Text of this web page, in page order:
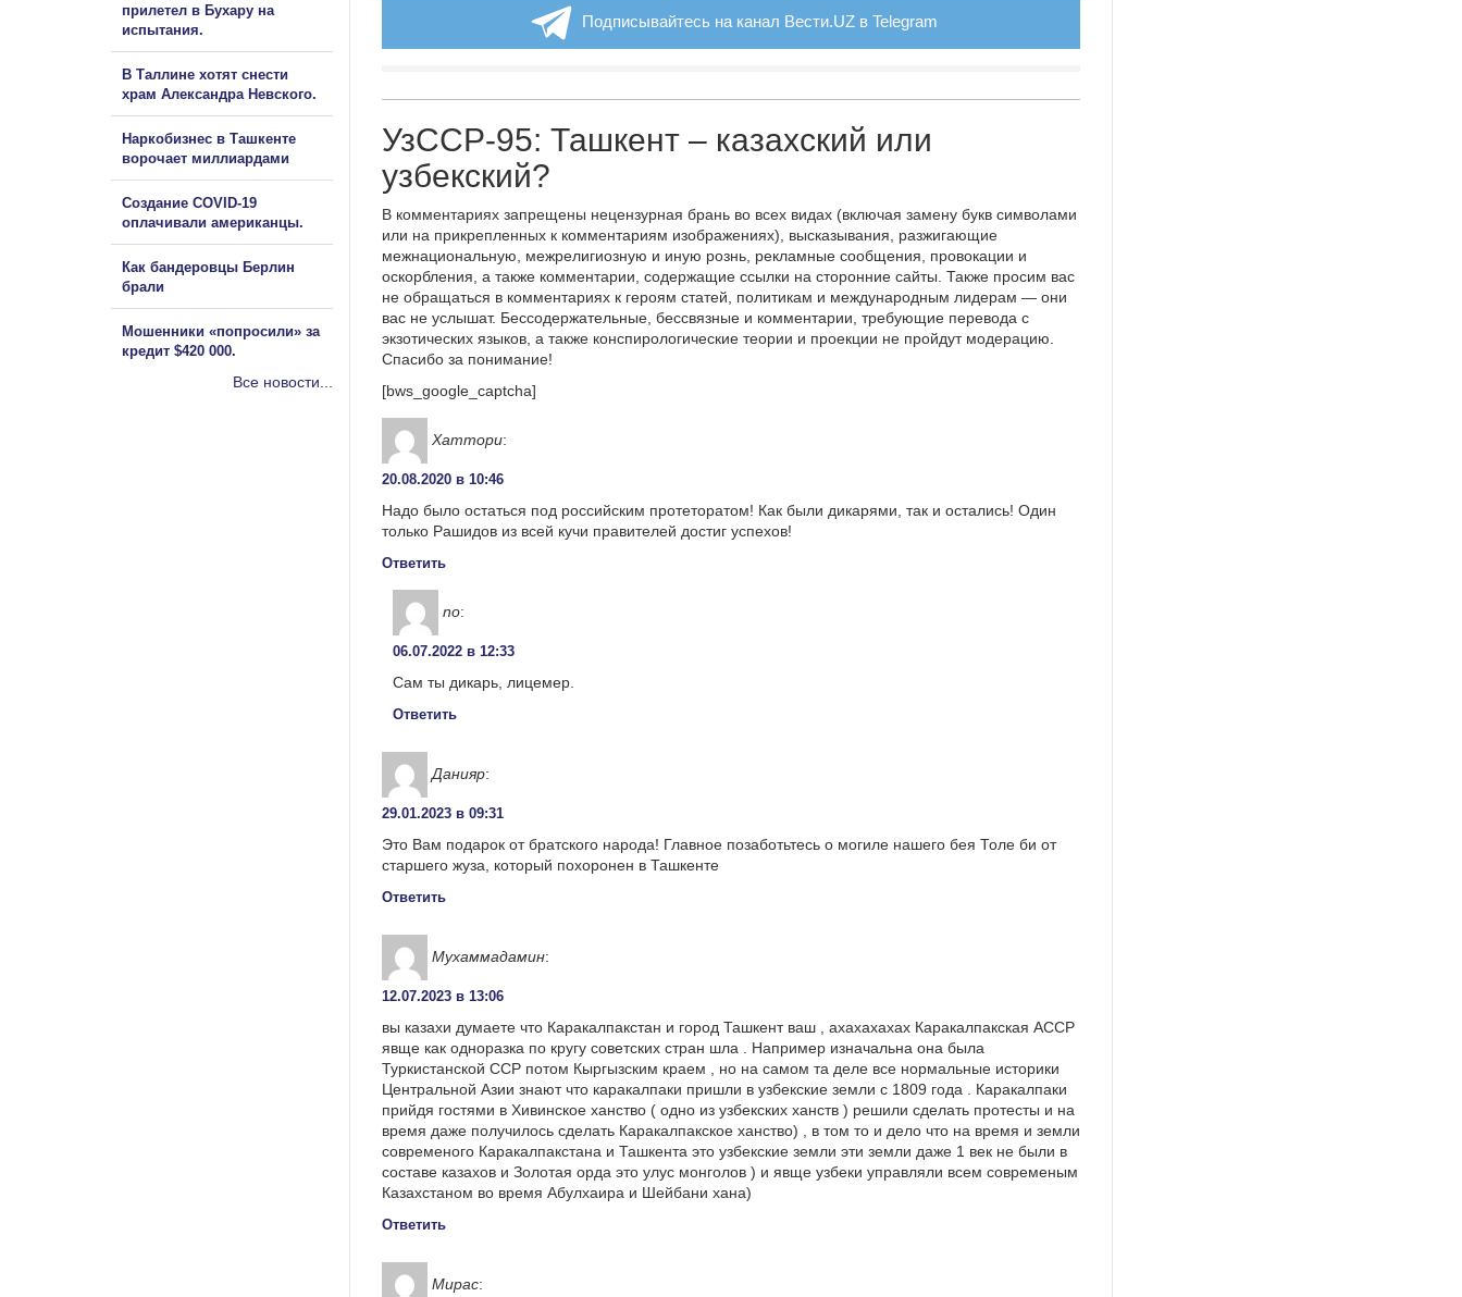
Подписывайтесь на канал Вести.UZ в Telegram
УзССР-95: Ташкент – казахский или
узбекский?
В комментариях запрещены нецензурная брань во всех видах (включая замену букв символами
или на прикрепленных к комментариям изображениях), высказывания, разжигающие
межнациональную, межрелигиозную и иную рознь, рекламные сообщения, провокации и
оскорбления, а также комментарии, содержащие ссылки на сторонние сайты. Также просим вас
не обращаться в комментариях к героям статей, политикам и международным лидерам — они
вас не услышат. Бессодержательные, бессвязные и комментарии, требующие перевода с
экзотических языков, а также конспирологические теории и проекции не пройдут модерацию.
Спасибо за понимание!
[bws_google_captcha]
Хаттори:
20.08.2020 в 10:46
Надо было остаться под российским протеторатом! Как были дикарями, так и остались! Один
только Рашидов из всей кучи правителей достиг успехов!
Ответить
no:
06.07.2022 в 12:33
Сам ты дикарь, лицемер.
Ответить
Данияр:
29.01.2023 в 09:31
Это Вам подарок от братского народа! Главное позаботьтесь о могиле нашего бея Толе би от
старшего жуза, который похоронен в Ташкенте
Ответить
Мухаммадамин:
12.07.2023 в 13:06
вы казахи думаете что Каракалпакстан и город Ташкент ваш , ахахахахах Каракалпакская АССР
явще как одноразка по кругу советских стран шла . Например изначальна она была
Туркистанской ССР потом Кыргызским краем , но на самом та деле все нормальные историки
Центральной Азии знают что каракалпаки пришли в узбекские земли с 1809 года . Каракалпаки
прийдя гостями в Хивинское ханство ( одно из узбекских ханств ) решили сделать протесты и на
время даже получилось сделать Каракалпакское ханство) , в том то и дело что на время и земли
современого Каракалпакстана и Ташкента это узбекские земли эти земли даже 1 век не были в
составе казахов и Золотая орда это улус монголов ) и явще узбеки управляли всем современым
Казахстаном во время Абулхаира и Шейбани хана)
Ответить
Мирас:
прилетел в Бухару на
испытания.
В Таллине хотят снести
храм Александра Невского.
Наркобизнес в Ташкенте
ворочает миллиардами
Создание COVID-19
оплачивали американцы.
Как бандеровцы Берлин
брали
Мошенники «попросили» за
кредит $420 000.
Все новости...